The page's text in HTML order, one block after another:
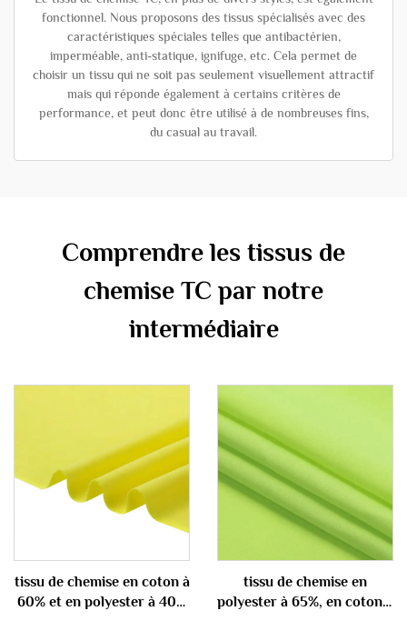
fonctionnel. Nous proposons des tissus spécialisés avec des
caractéristiques spéciales telles que antibactérien,
imperméable, anti-statique, ignifuge, etc. Cela permet de
choisir un tissu qui ne soit pas seulement visuellement attractif
mais qui réponde également à certains critères de
performance, et peut donc être utilisé à de nombreuses fins,
du casual au travail.
Comprendre les tissus de
chemise TC par notre
intermédiaire
tissu de chemise en coton à
60% et en polyester à 40%
tissu de chemise en
polyester à 65%, en coton à